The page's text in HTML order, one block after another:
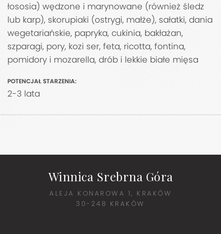
łososia) wędzone i marynowane (również śledz
lub karp), skorupiaki (ostrygi, małże), sałatki, dania
wegetariańskie, papryka, cukinia, bakłażan,
szparagi, pory, kozi ser, feta, ricotta, fontina,
pomidory i mozarella, drób i lekkie białe mięsa
POTENCJAŁ STARZENIA:
2-3 lata
Winnica Srebrna Góra
ALEJA KONAROWA 1, KRAKÓW
30-248 KRAKÓW